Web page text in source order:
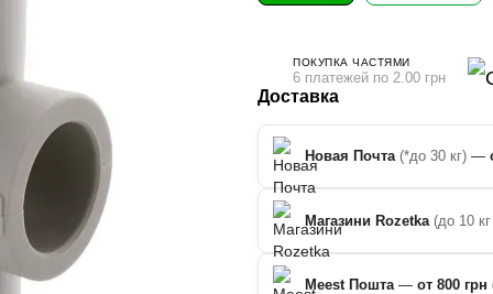
ПОКУПКА ЧАСТЯМИ
6 платежей по 2.00 грн
Доставка
Новая Почта (*до 30 кг) —
Магазини Rozetka (до 10
Meest Пошта — от 800 грн